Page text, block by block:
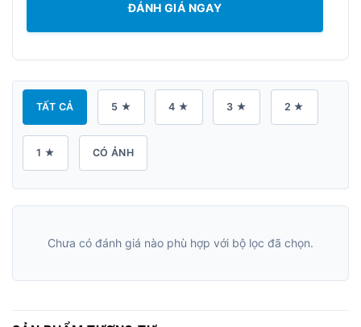
ĐÁNH GIÁ NGAY
TẤT CẢ 5 ★ 4 ★ 3 ★ 2 ★
1 ★ CÓ ẢNH
Chưa có đánh giá nào phù hợp với bộ lọc đã chọn.